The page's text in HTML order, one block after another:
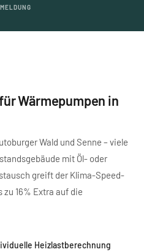
Wärmepumpen in
Wald und Senne – viele
mit Öl- oder
greift der Klima-Speed-
zu 16% Extra auf die
Heizlastberechnung